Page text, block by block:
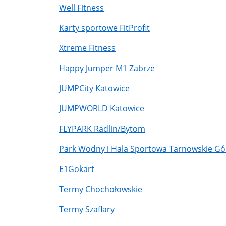
Well Fitness
Karty sportowe FitProfit
Xtreme Fitness
Happy Jumper M1 Zabrze
JUMPCity Katowice
JUMPWORLD Katowice
FLYPARK Radlin/Bytom
Park Wodny i Hala Sportowa Tarnowskie
E1Gokart
Termy Chochołowskie
Termy Szaflary